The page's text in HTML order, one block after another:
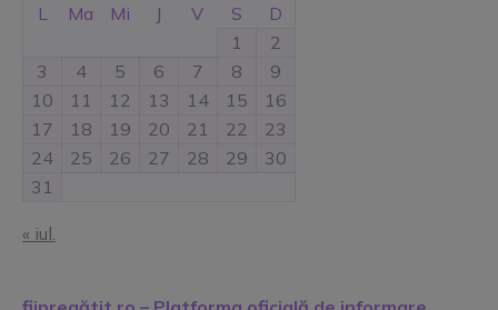
L
Ma Mi J V S
D
1
2
3
4 5 6 7 8
9
10
11 12 13 14 15
16
17
18 19 20 21 22
23
24
25 26 27 28 29
30
31
« iul.